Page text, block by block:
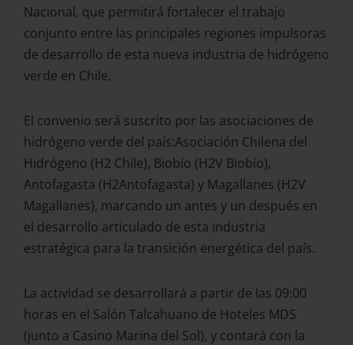
Nacional, que permitirá fortalecer el trabajo
conjunto entre las principales regiones impulsoras
de desarrollo de esta nueva industria de hidrógeno
verde en Chile.
El convenio será suscrito por las asociaciones de
hidrógeno verde del país:Asociación Chilena del
Hidrógeno (H2 Chile), Biobío (H2V Biobío),
Antofagasta (H2Antofagasta) y Magallanes (H2V
Magallanes), marcando un antes y un después en
el desarrollo articulado de esta industria
estratégica para la transición energética del país.
La actividad se desarrollará a partir de las 09:00
horas en el Salón Talcahuano de Hoteles MDS
(junto a Casino Marina del Sol), y contará con la